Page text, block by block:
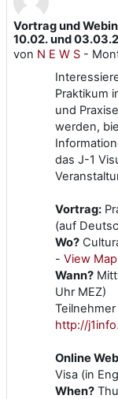
Vortrag und
10.02. und
von N E W S -
Anzahl Antworten:
Praktikum
und
werden,
das J-1
Vortrag:
(auf
Wo?
- View Map
Wann?
Uhr MEZ)
http://
Online
Visa (in
When?